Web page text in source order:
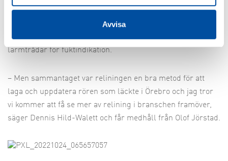
Avvisa
eftersom det i Örebro handlade om relining av ledningar
som byggdes på 1960-talet och nya rör har betydligt lägre
värmeförluster. I det relinade röret finns inte heller några
larmtrådar för fuktindikation.
– Men sammantaget var reliningen en bra metod för att
laga och uppdatera rören som läckte i Örebro och jag tror
vi kommer att få se mer av relining i branschen framöver,
säger Dennis Hild-Walett och får medhåll från Olof Jörstad.